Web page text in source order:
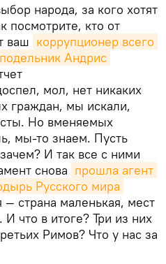
народа, за кого хотят
посмотрите, кто от
ваш коррупционер всего
Андрис
мол, нет никаких
граждан, мы искали,
Но вменяемых
мы-то знаем. Пусть
И так все с ними
снова прошла агент
Русского мира
— страна маленькая, мест
что в итоге? Три из них
Римов? Что у нас за